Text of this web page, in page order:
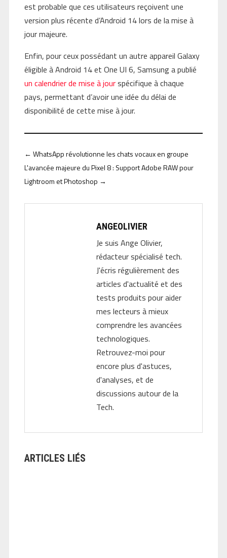
est probable que ces utilisateurs reçoivent une
version plus récente d’Android 14 lors de la mise à
jour majeure.
Enfin, pour ceux possédant un autre appareil Galaxy
éligible à Android 14 et One UI 6, Samsung a publié
un calendrier de mise à jourspécifique à chaque
pays, permettant d’avoir une idée du délai de
disponibilité de cette mise à jour.
← WhatsApp révolutionne les chats vocaux en groupe
L'avancée majeure du Pixel 8 : Support Adobe RAW pour
Lightroom et Photoshop →
ANGEOLIVIER
Je suis Ange Olivier,
rédacteur spécialisé tech.
J'écris régulièrement des
articles d'actualité et des
tests produits pour aider
mes lecteurs à mieux
comprendre les avancées
technologiques.
Retrouvez-moi pour
encore plus d'astuces,
d'analyses, et de
discussions autour de la
Tech.
ARTICLES LIÉS